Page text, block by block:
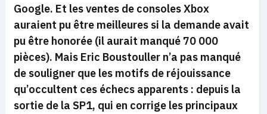
Google. Et les ventes de consoles Xbox
auraient pu être meilleures si la demande avait
pu être honorée (il aurait manqué 70 000
pièces). Mais Eric Boustouller n’a pas manqué
de souligner que les motifs de réjouissance
qu’occultent ces échecs apparents : depuis la
sortie de la SP1, qui en corrige les principaux